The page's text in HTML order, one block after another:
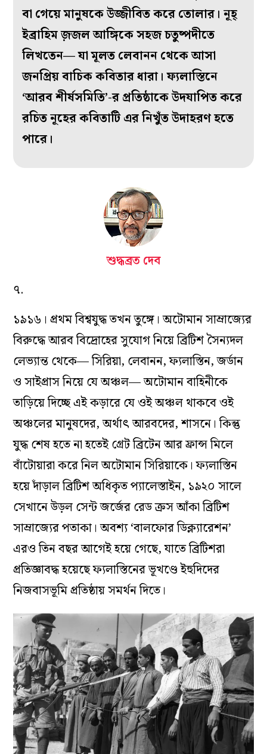
বা গেয়ে মানুষকে উজ্জীবিত করে তোলার। নূহ্‌
ইব্রাহিম জ়জল আঙ্গিকে সহজ চতুষ্পদীতে
লিখতেন— যা মূলত লেবানন থেকে আসা
জনপ্রিয় বাচিক কবিতার ধারা। ফ্যলাস্তিনে
‘আরব শীর্ষসমিতি’-র প্রতিষ্ঠাকে উদযাপিত করে
রচিত নূহের কবিতাটি এর নিখুঁত উদাহরণ হতে
পারে।
শুদ্ধব্রত দেব
৭.
১৯১৬। প্রথম বিশ্বযুদ্ধ তখন তুঙ্গে। অটোমান সাম্রাজ্যের
বিরুদ্ধে আরব বিদ্রোহের সুযোগ নিয়ে ব্রিটিশ সৈন্যদল
লেভ্যান্ত থেকে— সিরিয়া, লেবানন, ফ্যলাস্তিন, জর্ডান
ও সাইপ্রাস নিয়ে যে অঞ্চল— অটোমান বাহিনীকে
তাড়িয়ে দিচ্ছে এই কড়ারে যে ওই অঞ্চল থাকবে ওই
অঞ্চলের মানুষদের, অর্থাৎ আরবদের, শাসনে। কিন্তু
যুদ্ধ শেষ হতে না হতেই গ্রেট ব্রিটেন আর ফ্রান্স মিলে
বাঁটোয়ারা করে নিল অটোমান সিরিয়াকে। ফ্যলাস্তিন
হয়ে দাঁড়াল ব্রিটিশ অধিকৃত প্যালেস্তাইন, ১৯২০ সালে
সেখানে উড়ল সেন্ট জর্জের রেড ক্রস আঁকা ব্রিটিশ
সাম্রাজ্যের পতাকা। অবশ্য ‘বালফোর ডিক্ল্যারেশন’
এরও তিন বছর আগেই হয়ে গেছে, যাতে ব্রিটিশরা
প্রতিজ্ঞাবদ্ধ হয়েছে ফ্যলাস্তিনের ভূখণ্ডে ইহুদিদের
নিজবাসভূমি প্রতিষ্ঠায় সমর্থন দিতে।